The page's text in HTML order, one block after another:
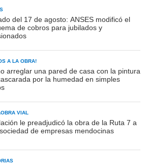
del 17 de agosto: ANSES modificó el
de cobros para jubilados y
A LA OBRA!
arreglar una pared de casa con la pintura
por la humedad en simples
VIAL
le preadjudicó la obra de la Ruta 7 a
de empresas mendocinas